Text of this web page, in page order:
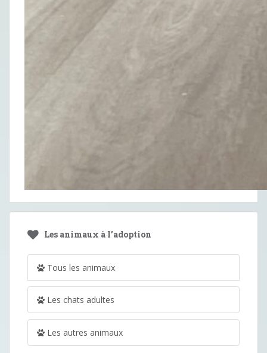
Les animaux à l’adoption
Tous les animaux
Les chats adultes
Les autres animaux